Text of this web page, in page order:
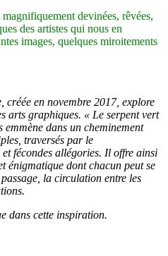
magnifiquement devinées, rêvées,
des artistes qui nous en
images, quelques miroitements
créée en novembre 2017, explore
arts graphiques. « Le serpent vert
emmène dans un cheminement
traversés par le
fécondes allégories. Il offre ainsi
énigmatique dont chacun peut se
la circulation entre les
dans cette inspiration.